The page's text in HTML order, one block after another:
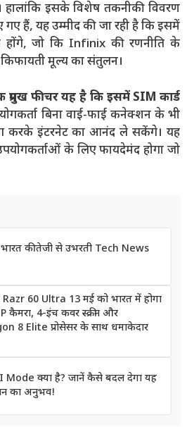
हालांकि इसके विशेष तकनीकी विवरण
हैं, यह उम्मीद की जा रही है कि इसमें
होंगे, जो कि Infinix की रणनीति के
मूल्य का संतुलन।
फीचर यह है कि इसमें SIM कार्ड
बिना वाई-फाई कनेक्शन के भी
करके इंटरनेट का आनंद ले सकेंगे। यह
के लिए फायदेमंद होगा जो
की तेजी से उभरती Tech News
60 Ultra 13 मई को भारत में होगा
कैमरा, 4-इंच कवर स्क्रीन और
8 Elite प्रोसेसर के साथ धमाकेदार
Mode क्या है? जानें कैसे बदल देगा यह
का अनुभव!